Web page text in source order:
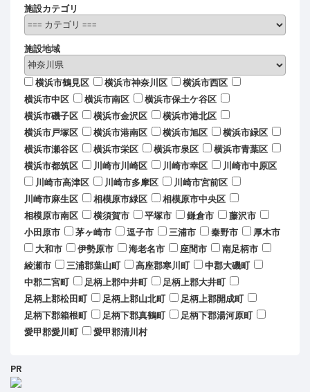
施設カテゴリ
施設地域
横浜市鶴見区 横浜市神奈川区
横浜市西区
横浜市中区
横浜市南区
横浜市保土ケ谷区
横浜市磯子区
横浜市金沢区
横浜市港北区
横浜市戸塚区
横浜市港南区 横浜市旭区
横浜市緑区
横浜市瀬谷区
横浜市栄区 横浜市泉区
横浜市青葉区
横浜市都筑区
川崎市川崎区 川崎市幸区
川崎市中原区
川崎市高津区
川崎市多摩区
川崎市宮前区
川崎市麻生区
相模原市緑区
相模原市中央区
相模原市南区
横須賀市 平塚市 鎌倉市
藤沢市
小田原市
茅ヶ崎市 逗子市 三浦市 秦野市
厚木市
大和市
伊勢原市 海老名市 座間市
南足柄市
綾瀬市
三浦郡葉山町 高座郡寒川町
中郡大磯町
中郡二宮町
足柄上郡中井町
足柄上郡大井町
足柄上郡松田町
足柄上郡山北町
足柄上郡開成町
足柄下郡箱根町
足柄下郡真鶴町
足柄下郡湯河原町
愛甲郡愛川町
愛甲郡清川村
PR